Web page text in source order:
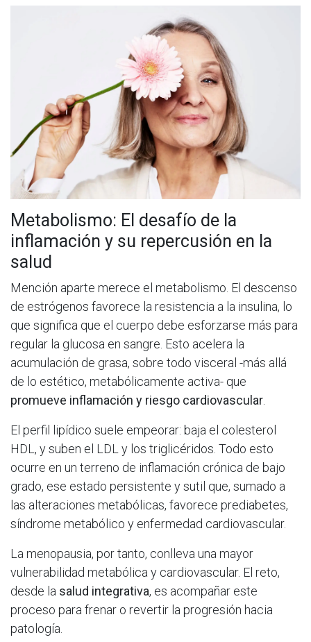
Metabolismo: El desafío de la
inflamación y su repercusión en la
salud
Mención aparte merece el metabolismo. El descenso
de estrógenos favorece la resistencia a la insulina, lo
que significa que el cuerpo debe esforzarse más para
regular la glucosa en sangre. Esto acelera la
acumulación de grasa, sobre todo visceral -más allá
de lo estético, metabólicamente activa- que
promueve inflamación y riesgo cardiovascular
El perfil lipídico suele empeorar: baja el colesterol
HDL, y suben el LDL y los triglicéridos. Todo esto
ocurre en un terreno de inflamación crónica de bajo
grado, ese estado persistente y sutil que, sumado a
las alteraciones metabólicas, favorece prediabetes,
síndrome metabólico y enfermedad cardiovascular.
La menopausia, por tanto, conlleva una mayor
vulnerabilidad metabólica y cardiovascular. El reto,
desde la salud integrativa, es acompañar este
proceso para frenar o revertir la progresión hacia
patología.